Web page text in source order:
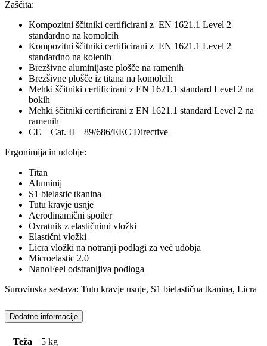
Zaščita:
Kompozitni ščitniki certificirani z EN 1621.1 Level 2
standardno na komolcih
Kompozitni ščitniki certificirani z EN 1621.1 Level 2
standardno na kolenih
Brezšivne aluminijaste plošče na ramenih
Brezšivne plošče iz titana na komolcih
Mehki ščitniki certificirani z EN 1621.1 standard Level 2 na
bokih
Mehki ščitniki certificirani z EN 1621.1 standard Level 2 na
ramenih
CE – Cat. II – 89/686/EEC Directive
Ergonimija in udobje:
Titan
Aluminij
S1 bielastic tkanina
Tutu kravje usnje
Aerodinamični spoiler
Ovratnik z elastičnimi vložki
Elastični vložki
Licra vložki na notranji podlagi za več udobja
Microelastic 2.0
NanoFeel odstranljiva podloga
Surovinska sestava: Tutu kravje usnje, S1 bielastična tkanina, Licra
Dodatne informacije
Teža 5 kg